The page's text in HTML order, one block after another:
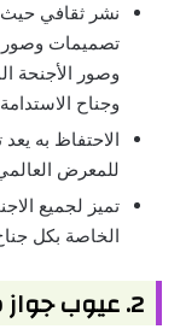
تصميمات وصور
وصور الأجنحة
وجناح
الاحتفاظ به
للمعرض
تميز لجميع
الخاصة بكل جناح
2. عيوب جواز Expo